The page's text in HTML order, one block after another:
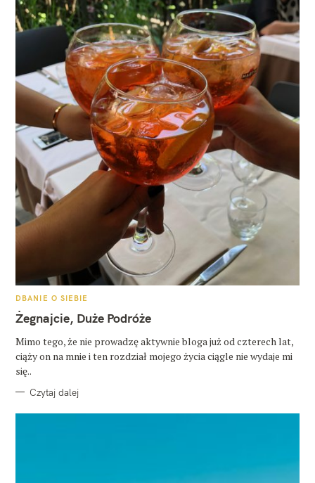
K
T
E
O
R
I
DBANIE O SIEBIE
Żegnajcie, Duże Podróże
Mimo tego, że nie prowadzę aktywnie bloga już od czterech lat,
ciąży on na mnie i ten rozdział mojego życia ciągle nie wydaje mi
się..
Czytaj dalej